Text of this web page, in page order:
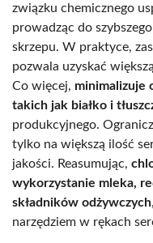
związku chemicznego
prowadząc do
skrzepu. W praktyce,
pozwala uzyskać
Co więcej, minimalizuje
takich jak białko i
produkcyjnego.
tylko na większą ilość
jakości. Reasumując,
wykorzystanie mleka,
składników odżywczych
narzędziem w rękach